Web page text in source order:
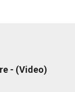
- (Video)